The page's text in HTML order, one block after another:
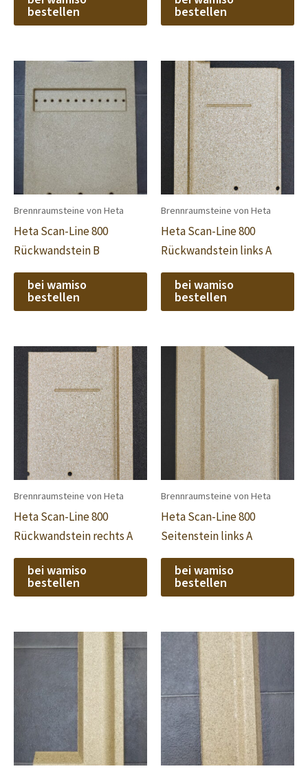
bestellen bestellen
Brennraumsteine von Heta
Heta Scan-Line 800
Rückwandstein B
bei wamiso
bestellen
Brennraumsteine von Heta
Heta Scan-Line 800
Rückwandstein links A
bei wamiso
bestellen
Brennraumsteine von Heta
Heta Scan-Line 800
Rückwandstein rechts A
bei wamiso
bestellen
Brennraumsteine von Heta
Heta Scan-Line 800
Seitenstein links A
bei wamiso
bestellen